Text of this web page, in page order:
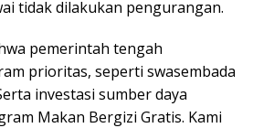
tidak dilakukan pengurangan.
pemerintah tengah
prioritas, seperti swasembada
investasi sumber daya
Makan Bergizi Gratis. Kami